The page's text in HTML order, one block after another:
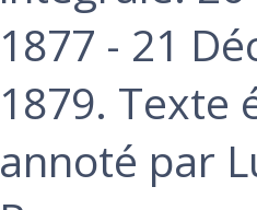
1877 - 21
1879. Texte
annoté par